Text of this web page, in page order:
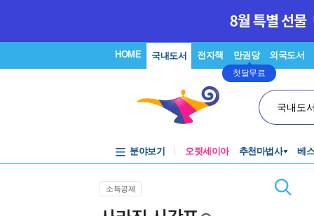
HOME 국내도서 전자책 만권당
첫달무료
외국도서
국내도
분야보기 오뒷세이아 추천마법사 베
소득공제